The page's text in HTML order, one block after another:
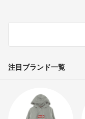
注目ブランド一覧